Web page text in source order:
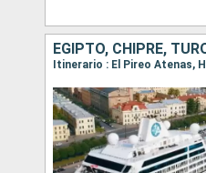
EGIPTO, CHIPRE,
Itinerario : El Pireo Atenas,